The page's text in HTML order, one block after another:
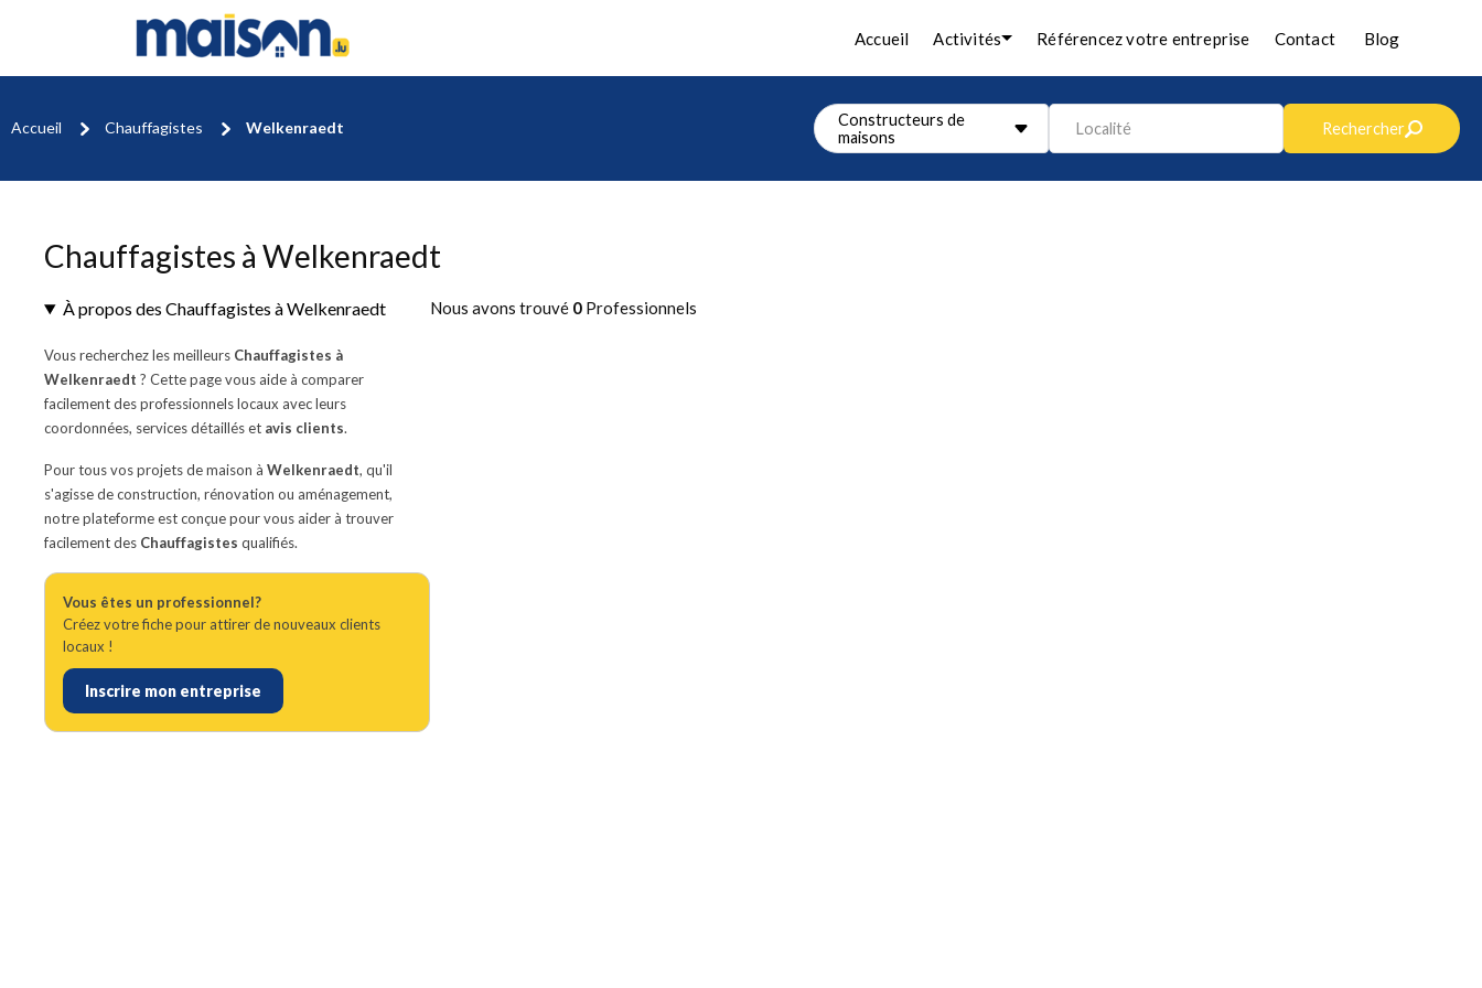
Accueil Activités Référencez votre entreprise Contact Blog
Accueil Chauffagistes Welkenraedt
Constructeurs de
maisons
Localité Rechercher
Chauffagistes à Welkenraedt
À propos des Chauffagistes à Welkenraedt
Vous recherchez les meilleurs Chauffagistes à
Welkenraedt ? Cette page vous aide à comparer
facilement des professionnels locaux avec leurs
coordonnées, services détaillés et avis clients.
Pour tous vos projets de maison à Welkenraedt, qu'il
s'agisse de construction, rénovation ou aménagement,
notre plateforme est conçue pour vous aider à trouver
facilement des Chauffagistes qualifiés.
Vous êtes un professionnel?
Créez votre fiche pour attirer de nouveaux clients
locaux !
Inscrire mon entreprise
Nous avons trouvé 0 Professionnels